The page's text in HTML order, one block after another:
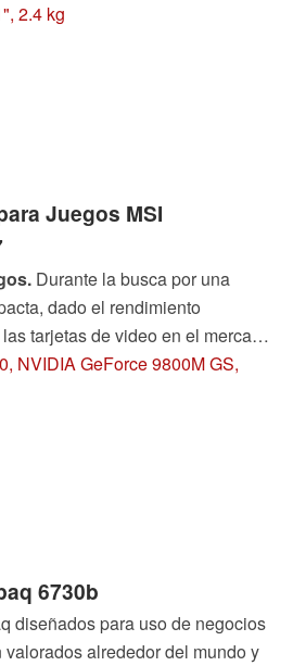
eficiencia de poder y
2.4 kg
Juegos MSI
Durante la busca por una
dado el rendimiento
tarjetas de video en el mercado
gran riesgo de simplemente
Geforce 9600M GT tan
NVIDIA GeForce 9800M GS,
6730b
diseñados para uso de negocios
alrededor del mundo y